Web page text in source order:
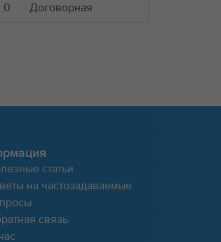
0 Договорная
статьи
на частозадаваемые
связь